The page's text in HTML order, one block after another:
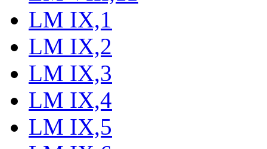
LM IX,1
LM IX,2
LM IX,3
LM IX,4
LM IX,5